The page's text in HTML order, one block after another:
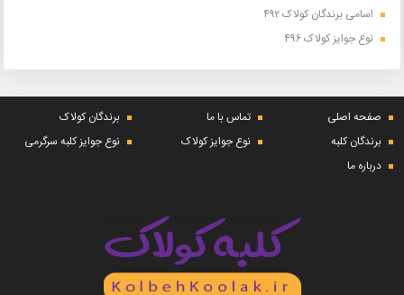
اسامی برندگان کولاک ۴۹۲
نوع جوایز کولاک ۴۹۶
صفحه اصلی تماس با ما
برندگان کولاک
برندگان کلبه
نوع جوایز کولاک
نوع جوایز کلبه سرگرمی
درباره ما